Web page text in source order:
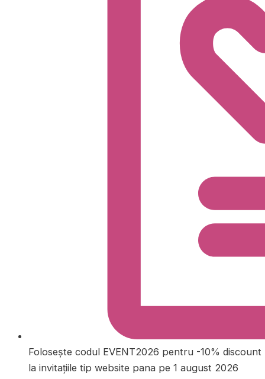
Folosește codul EVENT2026 pentru -10% discount
la invitațiile tip website pana pe 1 august 2026